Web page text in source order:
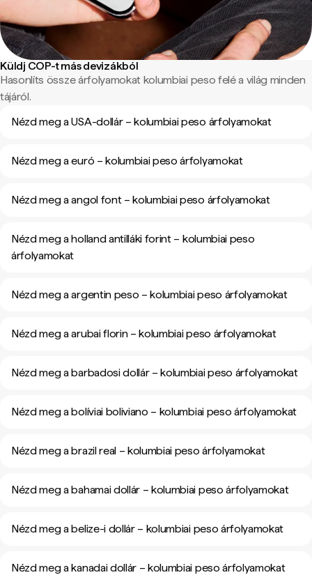
Küldj COP-t más devizákból
Hasonlíts össze árfolyamokat kolumbiai peso felé a világ minden
tájáról.
Nézd meg a USA-dollár – kolumbiai peso árfolyamokat
Nézd meg a euró – kolumbiai peso árfolyamokat
Nézd meg a angol font – kolumbiai peso árfolyamokat
Nézd meg a holland antilláki forint – kolumbiai peso
árfolyamokat
Nézd meg a argentin peso – kolumbiai peso árfolyamokat
Nézd meg a arubai florin – kolumbiai peso árfolyamokat
Nézd meg a barbadosi dollár – kolumbiai peso árfolyamokat
Nézd meg a bolíviai boliviano – kolumbiai peso árfolyamokat
Nézd meg a brazil real – kolumbiai peso árfolyamokat
Nézd meg a bahamai dollár – kolumbiai peso árfolyamokat
Nézd meg a belize-i dollár – kolumbiai peso árfolyamokat
Nézd meg a kanadai dollár – kolumbiai peso árfolyamokat